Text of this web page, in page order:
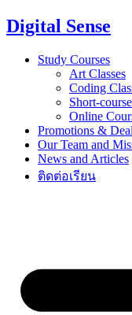
Digital Sense
Study Courses
Art Classes
Coding
Short-
Online
Promotions &
Our Team and
News and Articles
ติดต่อเรียน